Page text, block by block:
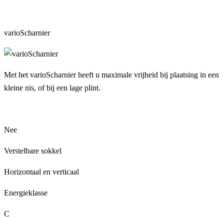
varioScharnier
Met het varioScharnier heeft u maximale vrijheid bij plaatsing in een
kleine nis, of bij een lage plint.
Nee
Verstelbare sokkel
Horizontaal en verticaal
Energieklasse
C